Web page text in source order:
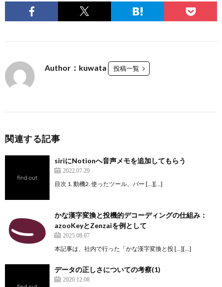
Author：kuwata 投稿一覧
関連する記事
siriにNotionへ音声メモを追加してもらう
2022.07.29
目次 1. 動機2. 使ったツール、バー […][…]
かな漢字変換と投機的デコーディングの仕組み：
azooKeyとZenzaiを例として
2025.08.07
本記事は、社内で行った「かな漢字変換と投 […][…]
データの正しさについての考察(1)
2020.12.08